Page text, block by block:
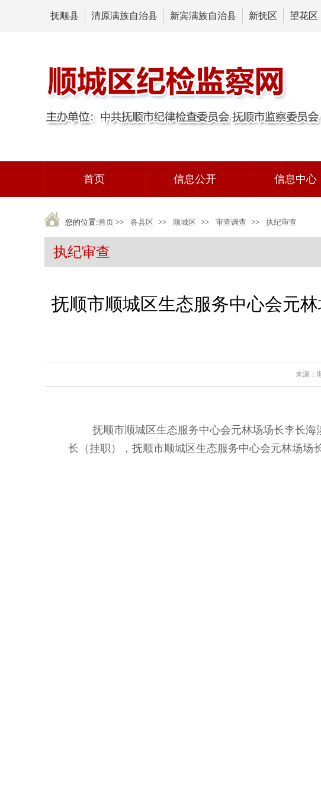
抚顺县 清原满族自治县 新宾满族自治县 新抚区 望花区
首页 信息公开 信息中心
您的位置:首页 >> 各县区 >> 顺城区 >> 审查调查 >> 执纪审查
执纪审查
抚顺市顺城区生态服务中心会元
来源：
抚顺市顺城区生态服务中心会元林场场长李长
长（挂职），抚顺市顺城区生态服务中心会元林场场